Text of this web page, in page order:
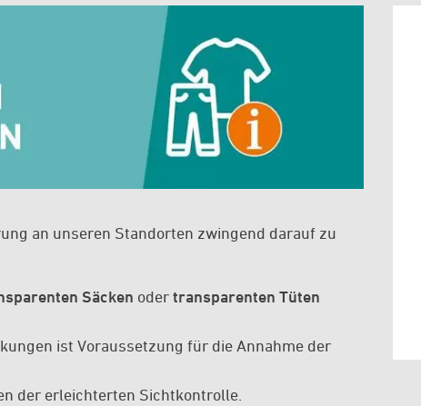
an unseren Standorten zwingend darauf zu
Säcken oder transparenten Tüten
ist Voraussetzung für die Annahme der
der erleichterten Sichtkontrolle.